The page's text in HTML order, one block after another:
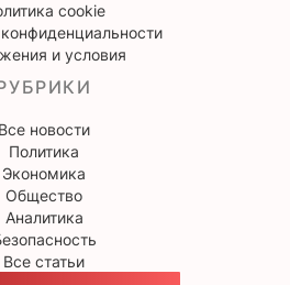
cookie
и условия
Все новости
Политика
Экономика
Общество
Аналитика
Все статьи